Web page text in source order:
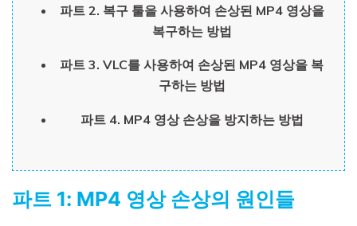
파트 2. 복구 툴을 사용하여 손상된 MP4 영상을
복구하는 방법
파트 3. VLC를 사용하여 손상된 MP4 영상을 복
구하는 방법
파트 4. MP4 영상 손상을 방지하는 방법
파트 1: MP4 영상 손상의 원인들